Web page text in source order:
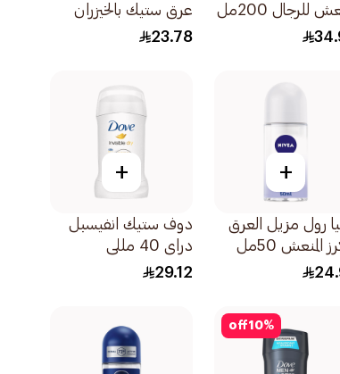
للرجال 200مل
عرق ستيك بالخيزران
والصبار 40جرام
23.78
+
رول مزيل العرق
المنعش 50مل
+
دوف ستيك انفيسبل
دراى 40 مللى
29.12
10%
off